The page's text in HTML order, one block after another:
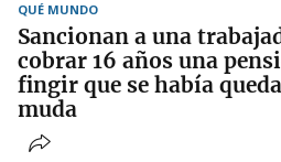
QUÉ MUNDO
Sancionan a una
cobrar 16 años una
fingir que se había
muda